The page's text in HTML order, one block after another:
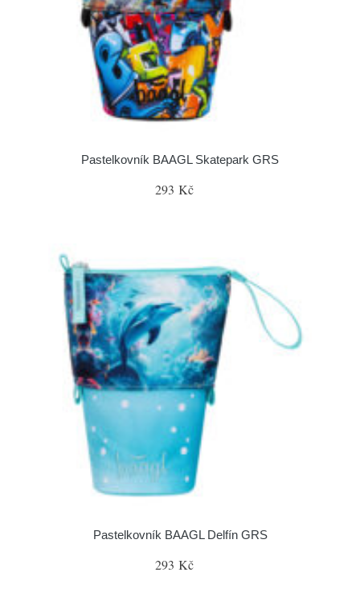
Pastelkovník BAAGL Skatepark GRS
293 Kč
Pastelkovník BAAGL Delfín GRS
293 Kč